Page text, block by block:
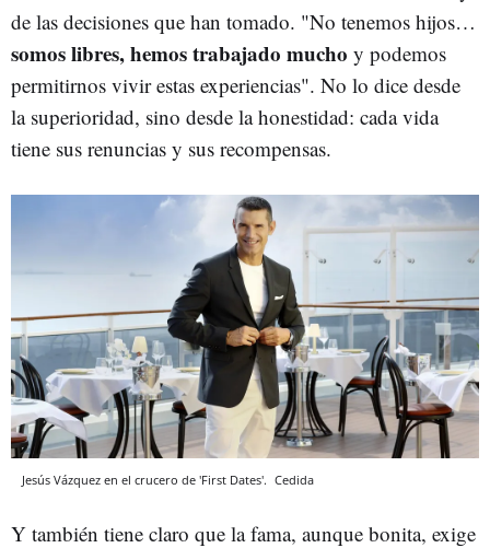
de las decisiones que han tomado. "No tenemos hijos…
somos libres, hemos trabajado mucho y podemos
permitirnos vivir estas experiencias". No lo dice desde
la superioridad, sino desde la honestidad: cada vida
tiene sus renuncias y sus recompensas.
Jesús Vázquez en el crucero de 'First Dates'. Cedida
Y también tiene claro que la fama, aunque bonita, exige